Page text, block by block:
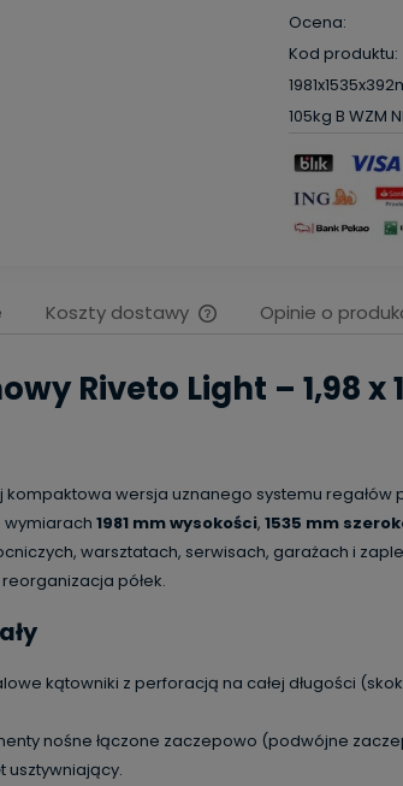
Ocena:
Kod produktu:
105kg B WZM
Koszty dostawy
Cena nie zawiera
kosztów płatności
Opinie o
Riveto Light – 1,98 x
kompaktowa wersja uznanego systemu
wymiarach 1981 mm wysokości, 1535 mm
warsztatach, serwisach, garażach i
półek.
kątowniki z perforacją na całej długości
nośne łączone zaczepowo (podwójne
usztywniający.